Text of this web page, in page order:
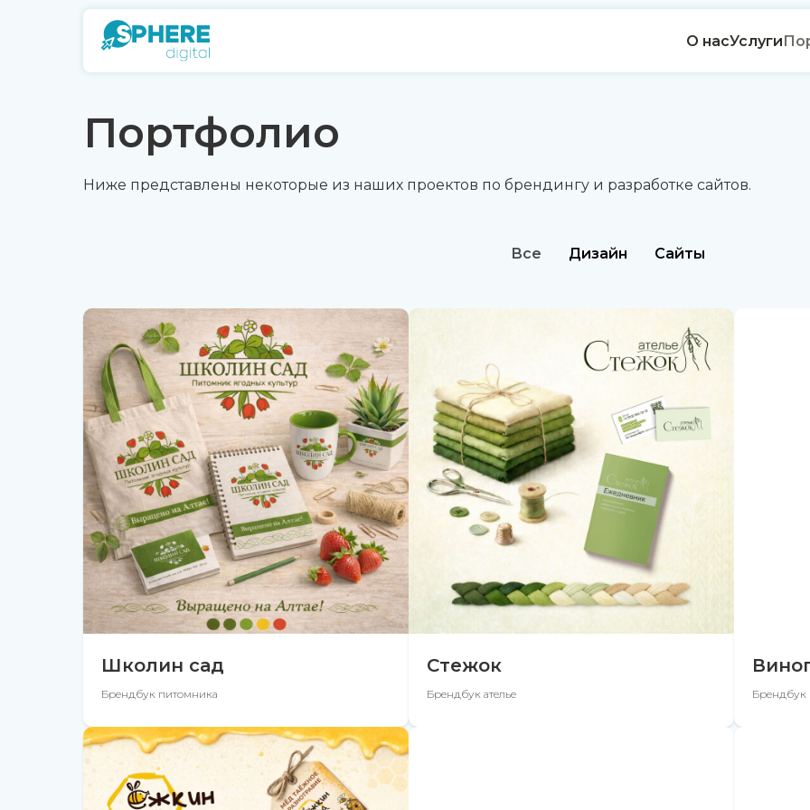
О насУслуги
Портфолио
Ниже представлены некоторые из наших проектов по брендингу и разработке сайтов.
Все Дизайн Сайты
Школин сад
Брендбук питомника
Стежок
Брендбук ателье Брендбук